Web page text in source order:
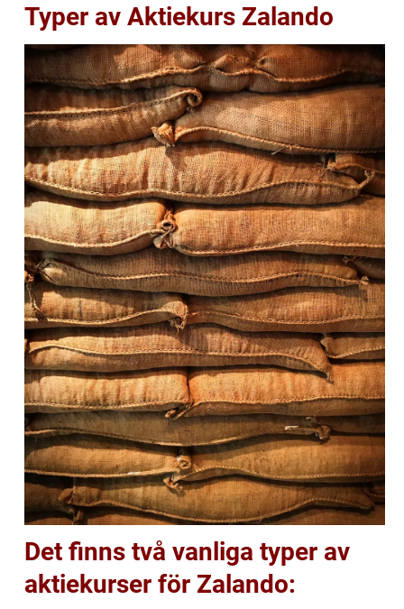
Typer av Aktiekurs Zalando
Det finns två vanliga typer av
aktiekurser för Zalando: